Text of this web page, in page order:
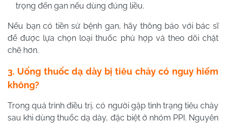
trọng đến gan nếu dùng đúng liều.
Nếu bạn có tiền sử bệnh gan, hãy thông báo với bác sĩ
để được lựa chọn loại thuốc phù hợp và theo dõi chặt
chẽ hơn.
3. Uống thuốc dạ dày bị tiêu chảy có nguy hiểm
không?
Trong quá trình điều trị, có người gặp tình trạng tiêu chảy
sau khi dùng thuốc dạ dày, đặc biệt ở nhóm PPI. Nguyên